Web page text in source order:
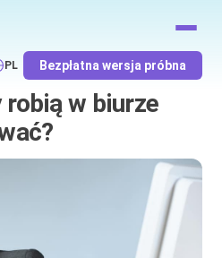
PL Bezpłatna wersja próbna
w biurze